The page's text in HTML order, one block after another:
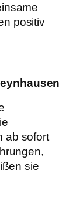
positiv
ab sofort
sie